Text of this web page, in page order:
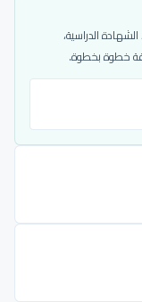
الدراسية،
خطوة بخطوة.